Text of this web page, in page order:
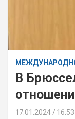
В
17.01.2024